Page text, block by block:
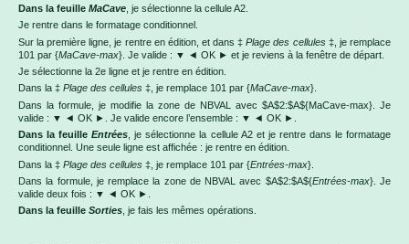
Dans la feuille MaCave , je sélectionne la cellule A2.
Je rentre dans le formatage conditionnel.
Sur la première ligne, je rentre en édition, et dans ‡Plage des cellules‡, je remplace
101 par {MaCave-max}. Je valide : ▼ ◄ OK ► et je reviens à la fenêtre de départ.
Je sélectionne la 2e ligne et je rentre en édition.
Dans la ‡ Plage des cellules ‡, je remplace 101 par {MaCave-max}.
Dans la formule, je modifie la zone de NBVAL avec $A$2:$A${MaCave-max}. Je
valide : ▼ ◄ OK ►. Je valide encore l’ensemble : ▼ ◄ OK ►.
Dans la feuilleEntrées , je sélectionne la cellule A2 et je rentre dans le formatage
conditionnel. Une seule ligne est affichée : je rentre en édition.
Dans la ‡ Plage des cellules ‡, je remplace 101 par {Entrées-max}.
Dans la formule, je remplace la zone de NBVAL avec $A$2:$A${Entrées-max}. Je
valide deux fois : ▼ ◄ OK ►.
Dans la feuille Sorties , je fais les mêmes opérations.